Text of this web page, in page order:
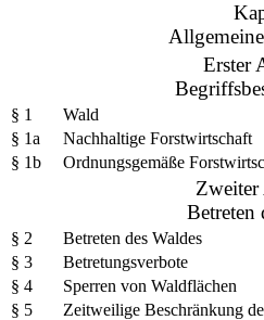
Erster
§ 1
Wald
§ 1a
Nachhaltige Forstwirtschaft
§ 1b
Ordnungsgemäße
Betreten
§ 2
Betreten des Waldes
§ 3
Betretungsverbote
§ 4
Sperren von Waldflächen
§ 5
Zeitweilige Beschränkung